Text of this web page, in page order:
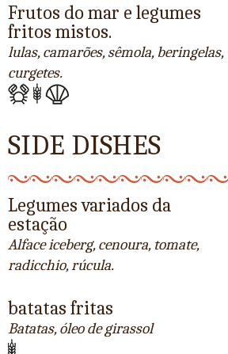
Frutos do mar e legumes
fritos mistos.
lulas, camarões, sêmola, beringelas,
curgetes.
SIDE DISHES
Legumes variados da
estação
Alface iceberg, cenoura, tomate,
radicchio, rúcula.
batatas fritas
Batatas, óleo de girassol